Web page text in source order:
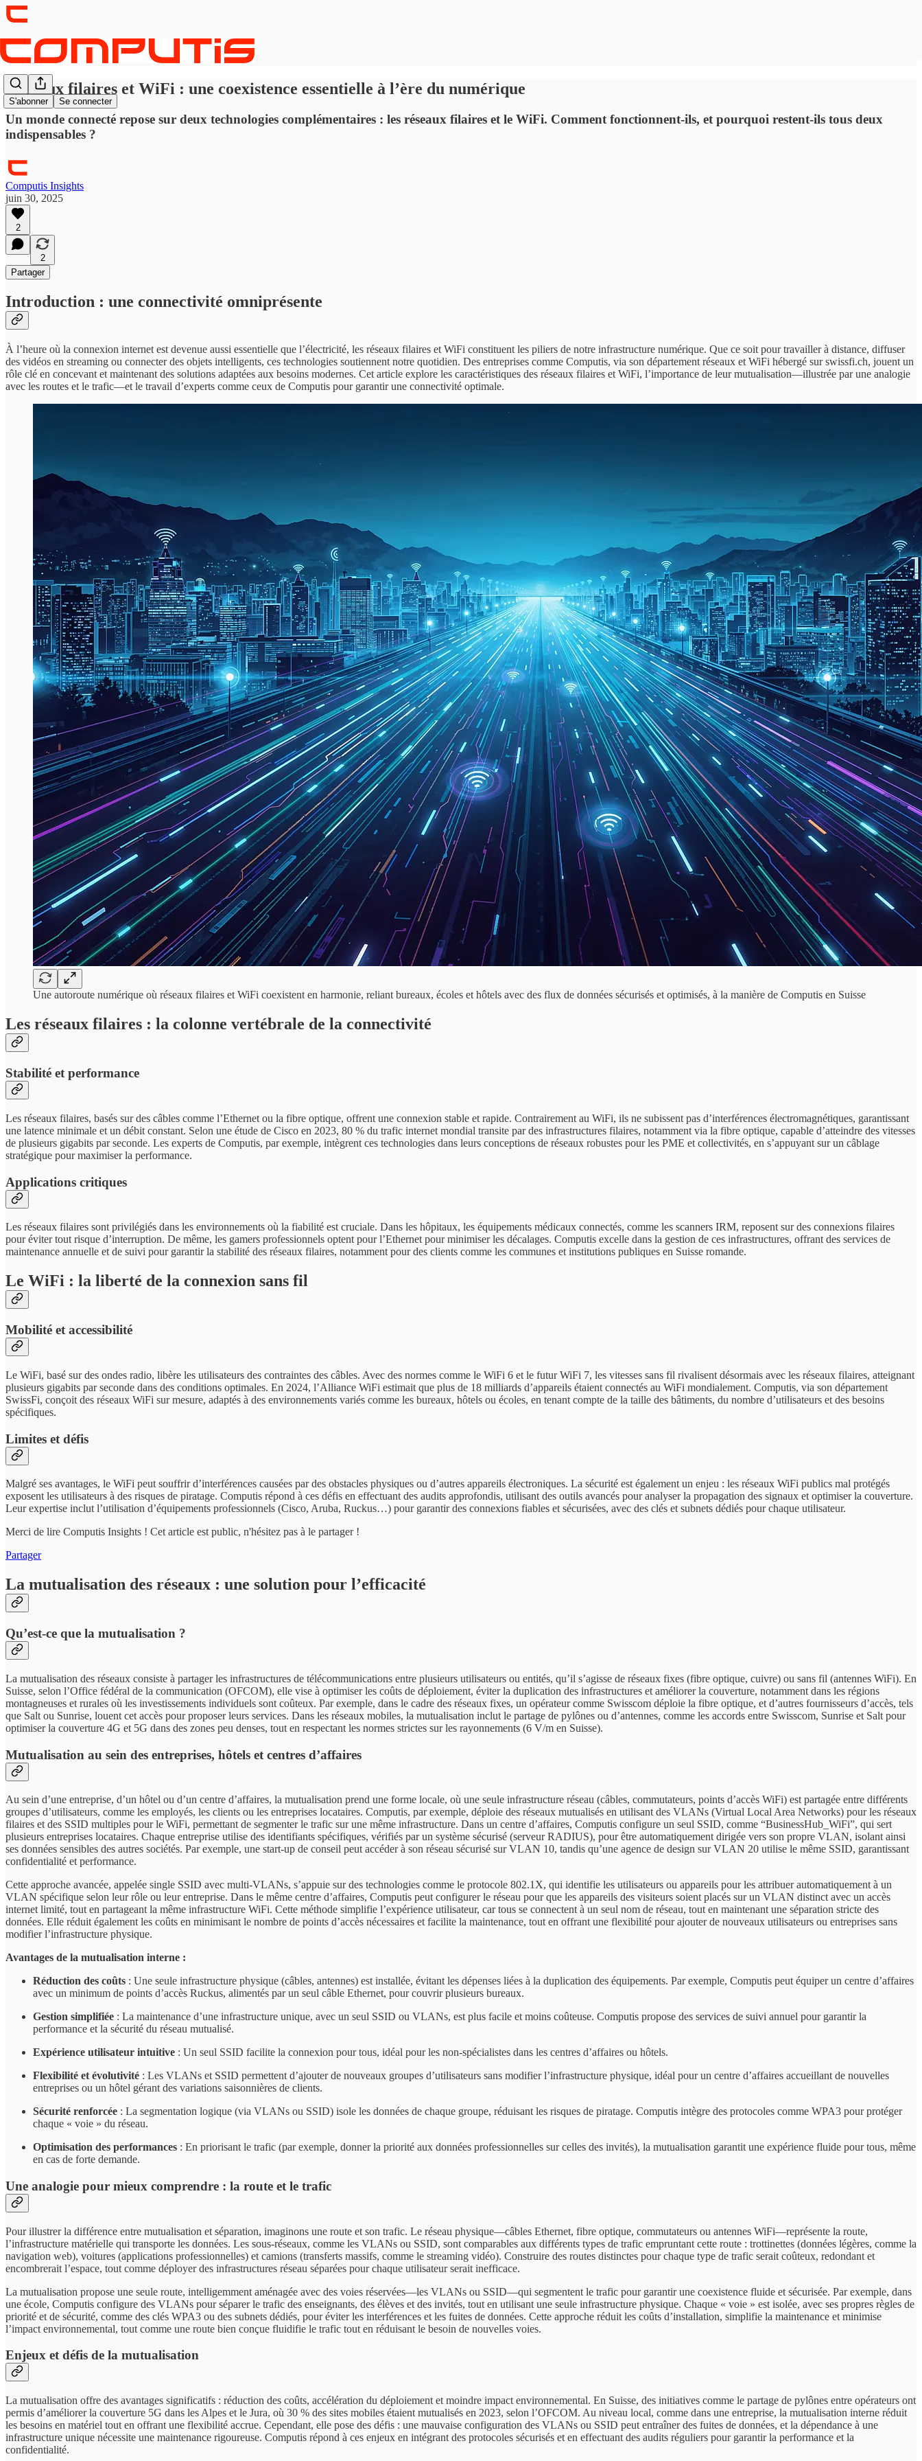
S'abonner Se connecter
Réseaux filaires et WiFi : une coexistence essentielle à l’ère du numérique
Un monde connecté repose sur deux technologies complémentaires : les réseaux filaires et le WiFi. Comment fonctionnent-ils, et pourquoi restent-ils tous deux
indispensables ?
Computis Insights
juin 30, 2025
2
2
Partager
Introduction : une connectivité omniprésente
À l’heure où la connexion internet est devenue aussi essentielle que l’électricité, les réseaux filaires et WiFi constituent les piliers de notre infrastructure numérique. Que ce soit pour travailler à distance, diffuser
des vidéos en streaming ou connecter des objets intelligents, ces technologies soutiennent notre quotidien. Des entreprises comme Computis, via son département réseaux et WiFi hébergé sur swissfi.ch, jouent un
rôle clé en concevant et maintenant des solutions adaptées aux besoins modernes. Cet article explore les caractéristiques des réseaux filaires et WiFi, l’importance de leur mutualisation—illustrée par une analogie
avec les routes et le trafic—et le travail d’experts comme ceux de Computis pour garantir une connectivité optimale.
Une autoroute numérique où réseaux filaires et WiFi coexistent en harmonie, reliant bureaux, écoles et hôtels avec des flux de données sécurisés et optimisés, à la manière de Computis en Suisse
Les réseaux filaires : la colonne vertébrale de la connectivité
Stabilité et performance
Les réseaux filaires, basés sur des câbles comme l’Ethernet ou la fibre optique, offrent une connexion stable et rapide. Contrairement au WiFi, ils ne subissent pas d’interférences électromagnétiques, garantissant
une latence minimale et un débit constant. Selon une étude de Cisco en 2023, 80 % du trafic internet mondial transite par des infrastructures filaires, notamment via la fibre optique, capable d’atteindre des vitesses
de plusieurs gigabits par seconde. Les experts de Computis, par exemple, intègrent ces technologies dans leurs conceptions de réseaux robustes pour les PME et collectivités, en s’appuyant sur un câblage
stratégique pour maximiser la performance.
Applications critiques
Les réseaux filaires sont privilégiés dans les environnements où la fiabilité est cruciale. Dans les hôpitaux, les équipements médicaux connectés, comme les scanners IRM, reposent sur des connexions filaires
pour éviter tout risque d’interruption. De même, les gamers professionnels optent pour l’Ethernet pour minimiser les décalages. Computis excelle dans la gestion de ces infrastructures, offrant des services de
maintenance annuelle et de suivi pour garantir la stabilité des réseaux filaires, notamment pour des clients comme les communes et institutions publiques en Suisse romande.
Le WiFi : la liberté de la connexion sans fil
Mobilité et accessibilité
Le WiFi, basé sur des ondes radio, libère les utilisateurs des contraintes des câbles. Avec des normes comme le WiFi 6 et le futur WiFi 7, les vitesses sans fil rivalisent désormais avec les réseaux filaires, atteignant
plusieurs gigabits par seconde dans des conditions optimales. En 2024, l’Alliance WiFi estimait que plus de 18 milliards d’appareils étaient connectés au WiFi mondialement. Computis, via son département
SwissFi, conçoit des réseaux WiFi sur mesure, adaptés à des environnements variés comme les bureaux, hôtels ou écoles, en tenant compte de la taille des bâtiments, du nombre d’utilisateurs et des besoins
spécifiques.
Limites et défis
Malgré ses avantages, le WiFi peut souffrir d’interférences causées par des obstacles physiques ou d’autres appareils électroniques. La sécurité est également un enjeu : les réseaux WiFi publics mal protégés
exposent les utilisateurs à des risques de piratage. Computis répond à ces défis en effectuant des audits approfondis, utilisant des outils avancés pour analyser la propagation des signaux et optimiser la couverture.
Leur expertise inclut l’utilisation d’équipements professionnels (Cisco, Aruba, Ruckus…) pour garantir des connexions fiables et sécurisées, avec des clés et subnets dédiés pour chaque utilisateur.
Merci de lire Computis Insights ! Cet article est public, n'hésitez pas à le partager !
Partager
La mutualisation des réseaux : une solution pour l’efficacité
Qu’est-ce que la mutualisation ?
La mutualisation des réseaux consiste à partager les infrastructures de télécommunications entre plusieurs utilisateurs ou entités, qu’il s’agisse de réseaux fixes (fibre optique, cuivre) ou sans fil (antennes WiFi). En
Suisse, selon l’Office fédéral de la communication (OFCOM), elle vise à optimiser les coûts de déploiement, éviter la duplication des infrastructures et améliorer la couverture, notamment dans les régions
montagneuses et rurales où les investissements individuels sont coûteux. Par exemple, dans le cadre des réseaux fixes, un opérateur comme Swisscom déploie la fibre optique, et d’autres fournisseurs d’accès, tels
que Salt ou Sunrise, louent cet accès pour proposer leurs services. Dans les réseaux mobiles, la mutualisation inclut le partage de pylônes ou d’antennes, comme les accords entre Swisscom, Sunrise et Salt pour
optimiser la couverture 4G et 5G dans des zones peu denses, tout en respectant les normes strictes sur les rayonnements (6 V/m en Suisse).
Mutualisation au sein des entreprises, hôtels et centres d’affaires
Au sein d’une entreprise, d’un hôtel ou d’un centre d’affaires, la mutualisation prend une forme locale, où une seule infrastructure réseau (câbles, commutateurs, points d’accès WiFi) est partagée entre différents
groupes d’utilisateurs, comme les employés, les clients ou les entreprises locataires. Computis, par exemple, déploie des réseaux mutualisés en utilisant des VLANs (Virtual Local Area Networks) pour les réseaux
filaires et des SSID multiples pour le WiFi, permettant de segmenter le trafic sur une même infrastructure. Dans un centre d’affaires, Computis configure un seul SSID, comme “BusinessHub_WiFi”, qui sert
plusieurs entreprises locataires. Chaque entreprise utilise des identifiants spécifiques, vérifiés par un système sécurisé (serveur RADIUS), pour être automatiquement dirigée vers son propre VLAN, isolant ainsi
ses données sensibles des autres sociétés. Par exemple, une start-up de conseil peut accéder à son réseau sécurisé sur VLAN 10, tandis qu’une agence de design sur VLAN 20 utilise le même SSID, garantissant
confidentialité et performance.
Cette approche avancée, appelée single SSID avec multi-VLANs, s’appuie sur des technologies comme le protocole 802.1X, qui identifie les utilisateurs ou appareils pour les attribuer automatiquement à un
VLAN spécifique selon leur rôle ou leur entreprise. Dans le même centre d’affaires, Computis peut configurer le réseau pour que les appareils des visiteurs soient placés sur un VLAN distinct avec un accès
internet limité, tout en partageant la même infrastructure WiFi. Cette méthode simplifie l’expérience utilisateur, car tous se connectent à un seul nom de réseau, tout en maintenant une séparation stricte des
données. Elle réduit également les coûts en minimisant le nombre de points d’accès nécessaires et facilite la maintenance, tout en offrant une flexibilité pour ajouter de nouveaux utilisateurs ou entreprises sans
modifier l’infrastructure physique.
Avantages de la mutualisation interne :
Réduction des coûts : Une seule infrastructure physique (câbles, antennes) est installée, évitant les dépenses liées à la duplication des équipements. Par exemple, Computis peut équiper un centre d’affaires
avec un minimum de points d’accès Ruckus, alimentés par un seul câble Ethernet, pour couvrir plusieurs bureaux.
Gestion simplifiée : La maintenance d’une infrastructure unique, avec un seul SSID ou VLANs, est plus facile et moins coûteuse. Computis propose des services de suivi annuel pour garantir la
performance et la sécurité du réseau mutualisé.
Expérience utilisateur intuitive : Un seul SSID facilite la connexion pour tous, idéal pour les non-spécialistes dans les centres d’affaires ou hôtels.
Flexibilité et évolutivité : Les VLANs et SSID permettent d’ajouter de nouveaux groupes d’utilisateurs sans modifier l’infrastructure physique, idéal pour un centre d’affaires accueillant de nouvelles
entreprises ou un hôtel gérant des variations saisonnières de clients.
Sécurité renforcée : La segmentation logique (via VLANs ou SSID) isole les données de chaque groupe, réduisant les risques de piratage. Computis intègre des protocoles comme WPA3 pour protéger
chaque « voie » du réseau.
Optimisation des performances : En priorisant le trafic (par exemple, donner la priorité aux données professionnelles sur celles des invités), la mutualisation garantit une expérience fluide pour tous, même
en cas de forte demande.
Une analogie pour mieux comprendre : la route et le trafic
Pour illustrer la différence entre mutualisation et séparation, imaginons une route et son trafic. Le réseau physique—câbles Ethernet, fibre optique, commutateurs ou antennes WiFi—représente la route,
l’infrastructure matérielle qui transporte les données. Les sous-réseaux, comme les VLANs ou SSID, sont comparables aux différents types de trafic empruntant cette route : trottinettes (données légères, comme la
navigation web), voitures (applications professionnelles) et camions (transferts massifs, comme le streaming vidéo). Construire des routes distinctes pour chaque type de trafic serait coûteux, redondant et
encombrerait l’espace, tout comme déployer des infrastructures réseau séparées pour chaque utilisateur serait inefficace.
La mutualisation propose une seule route, intelligemment aménagée avec des voies réservées—les VLANs ou SSID—qui segmentent le trafic pour garantir une coexistence fluide et sécurisée. Par exemple, dans
une école, Computis configure des VLANs pour séparer le trafic des enseignants, des élèves et des invités, tout en utilisant une seule infrastructure physique. Chaque « voie » est isolée, avec ses propres règles de
priorité et de sécurité, comme des clés WPA3 ou des subnets dédiés, pour éviter les interférences et les fuites de données. Cette approche réduit les coûts d’installation, simplifie la maintenance et minimise
l’impact environnemental, tout comme une route bien conçue fluidifie le trafic tout en réduisant le besoin de nouvelles voies.
Enjeux et défis de la mutualisation
La mutualisation offre des avantages significatifs : réduction des coûts, accélération du déploiement et moindre impact environnemental. En Suisse, des initiatives comme le partage de pylônes entre opérateurs ont
permis d’améliorer la couverture 5G dans les Alpes et le Jura, où 30 % des sites mobiles étaient mutualisés en 2023, selon l’OFCOM. Au niveau local, comme dans une entreprise, la mutualisation interne réduit
les besoins en matériel tout en offrant une flexibilité accrue. Cependant, elle pose des défis : une mauvaise configuration des VLANs ou SSID peut entraîner des fuites de données, et la dépendance à une
infrastructure unique nécessite une maintenance rigoureuse. Computis répond à ces enjeux en intégrant des protocoles sécurisés et en effectuant des audits réguliers pour garantir la performance et la
confidentialité.